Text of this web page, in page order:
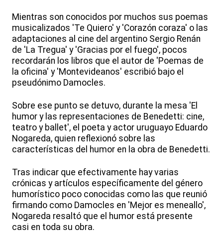
Mientras son conocidos por muchos sus poemas
musicalizados 'Te Quiero' y 'Corazón coraza' o las
adaptaciones al cine del argentino Sergio Renán
de 'La Tregua' y 'Gracias por el fuego', pocos
recordarán los libros que el autor de 'Poemas de
la oficina' y 'Montevideanos' escribió bajo el
pseudónimo Damocles.
Sobre ese punto se detuvo, durante la mesa 'El
humor y las representaciones de Benedetti: cine,
teatro y ballet', el poeta y actor uruguayo Eduardo
Nogareda, quien reflexionó sobre las
características del humor en la obra de Benedetti.
Tras indicar que efectivamente hay varias
crónicas y artículos específicamente del género
humorístico poco conocidas como las que reunió
firmando como Damocles en 'Mejor es meneallo',
Nogareda resaltó que el humor está presente
casi en toda su obra.